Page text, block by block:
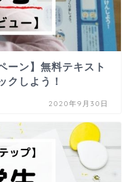
ーン】無料テキスト
クしよう！
2020年9月30日